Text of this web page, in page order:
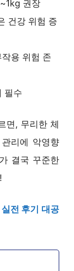
권장
건강 위험 증
용 위험 존
필수
면, 무리한 체
리에 악영향
결국 꾸준한
전 후기 대공